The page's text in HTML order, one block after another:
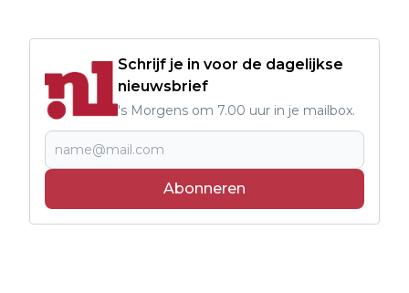
Schrijf je in voor de dagelijkse
nieuwsbrief
's Morgens om 7.00 uur in je mailbox.
Abonneren